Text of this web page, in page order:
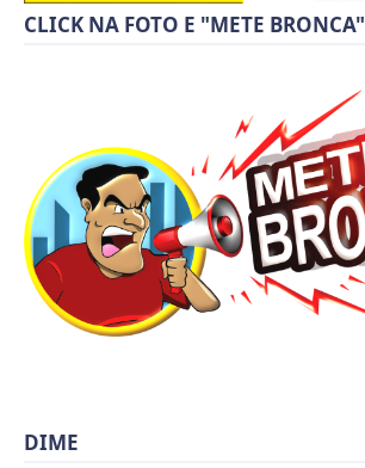
CLICK NA FOTO E "METE BRONCA"
DIME